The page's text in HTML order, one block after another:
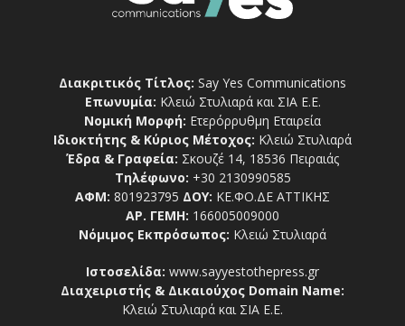
Διακριτικός Τίτλος: Say Yes Communications
Επωνυμία: Κλειώ Στυλιαρά και ΣΙΑ Ε.Ε.
Νομική Μορφή: Ετερόρρυθμη Εταιρεία
Ιδιοκτήτης & Κύριος Μέτοχος: Κλειώ Στυλιαρά
Έδρα & Γραφεία: Σκουζέ 14, 18536 Πειραιάς
Τηλέφωνο: +30 2130990585
ΑΦΜ: 801923795 ΔΟΥ: ΚΕ.ΦΟ.ΔΕ ΑΤΤΙΚΗΣ
ΑΡ. ΓΕΜΗ: 166005009000
Νόμιμος Εκπρόσωπος: Κλειώ Στυλιαρά
Ιστοσελίδα: www.sayyestothepress.gr
Διαχειριστής & Δικαιούχος Domain Name:
Κλειώ Στυλιαρά και ΣΙΑ Ε.Ε.